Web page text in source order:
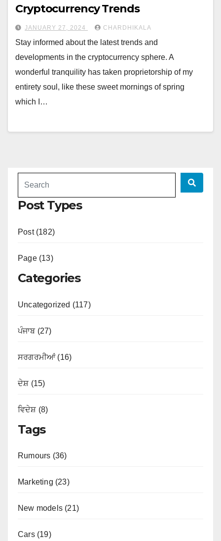
Cryptocurrency Trends
JANUARY 27, 2024 CHARDHIKALA
Stay informed about the latest trends and
developments in the cryptocurrency sphere. A
wonderful tranquility has taken proprietorship of my
entirety soul, like these sweet mornings of spring
which I…
Post Types
Post (182)
Page (13)
Categories
Uncategorized (117)
ਪੰਜਾਬ (27)
ਸਰਗਰਮੀਆਂ (16)
ਦੇਸ਼ (15)
ਵਿਦੇਸ਼ (8)
Tags
Rumours (36)
Marketing (23)
New models (21)
Cars (19)